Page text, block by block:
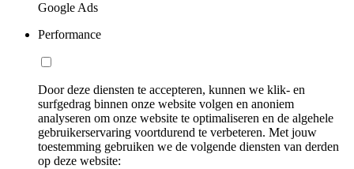
Google Ads
Performance
Door deze diensten te accepteren, kunnen we klik- en
surfgedrag binnen onze website volgen en anoniem
analyseren om onze website te optimaliseren en de algehele
gebruikerservaring voortdurend te verbeteren. Met jouw
toestemming gebruiken we de volgende diensten van derden
op deze website: